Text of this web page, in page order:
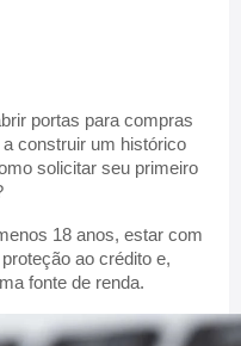
portas para compras
construir um histórico
solicitar seu primeiro
18 anos, estar com
ao crédito e,
fonte de renda.